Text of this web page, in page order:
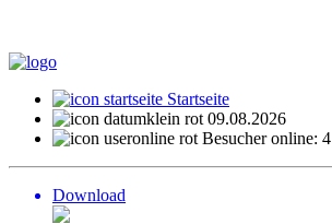
Startseite
09.08.2026
Besucher online: 4
Download